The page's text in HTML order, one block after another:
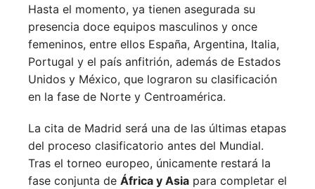
Hasta el momento, ya tienen asegurada su
presencia doce equipos masculinos y once
femeninos, entre ellos España, Argentina, Italia,
Portugal y el país anfitrión, además de Estados
Unidos y México, que lograron su clasificación
en la fase de Norte y Centroamérica.
La cita de Madrid será una de las últimas etapas
del proceso clasificatorio antes del Mundial.
Tras el torneo europeo, únicamente restará la
fase conjunta de África y Asia para completar el